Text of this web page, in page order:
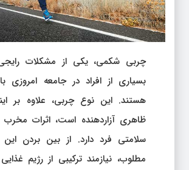
چربی شکمی، یکی از مشکلات
بسیاری از افراد در جامعه امروزی
هستند. این نوع چربی، علاوه بر
ظاهری آزاردهنده است، اثرات مخرب
سلامتی فرد دارد. از بین بردن
مطلوب، نیازمند ترکیبی از رژیم